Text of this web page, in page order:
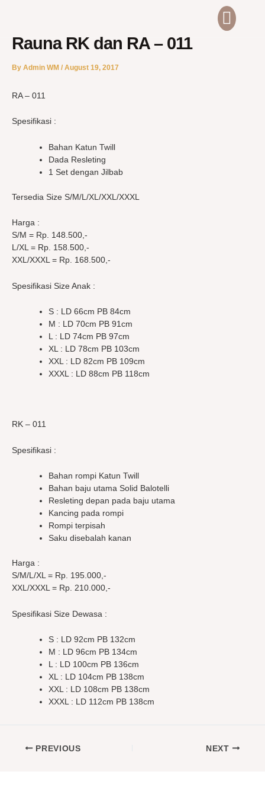
Rauna RK dan RA – 011
By Admin WM / August 19, 2017
RA – 011
Spesifikasi :
Bahan Katun Twill
Dada Resleting
1 Set dengan Jilbab
Tersedia Size S/M/L/XL/XXL/XXXL
Harga :
S/M = Rp. 148.500,-
L/XL = Rp. 158.500,-
XXL/XXXL = Rp. 168.500,-
Spesifikasi Size Anak :
S : LD 66cm PB 84cm
M : LD 70cm PB 91cm
L : LD 74cm PB 97cm
XL : LD 78cm PB 103cm
XXL : LD 82cm PB 109cm
XXXL : LD 88cm PB 118cm
RK – 011
Spesifikasi :
Bahan rompi Katun Twill
Bahan baju utama Solid Balotelli
Resleting depan pada baju utama
Kancing pada rompi
Rompi terpisah
Saku disebalah kanan
Harga :
S/M/L/XL = Rp. 195.000,-
XXL/XXXL = Rp. 210.000,-
Spesifikasi Size Dewasa :
S : LD 92cm PB 132cm
M : LD 96cm PB 134cm
L : LD 100cm PB 136cm
XL : LD 104cm PB 138cm
XXL : LD 108cm PB 138cm
XXXL : LD 112cm PB 138cm
PREVIOUS NEXT